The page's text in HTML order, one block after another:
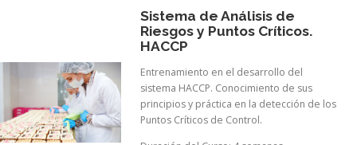
Sistema de Análisis de
Riesgos y Puntos Críticos.
HACCP
Entrenamiento en el desarrollo del
sistema HACCP. Conocimiento de sus
principios y práctica en la detección de los
Puntos Críticos de Control.